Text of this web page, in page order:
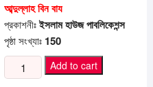
আব্দুল্লাহ বিন বায
প্রকাশনীঃইসলাম হাউজ পাবলিকেশন্স
পৃষ্ঠা সংখ্যাঃ 150
হিজাব
Add to cart